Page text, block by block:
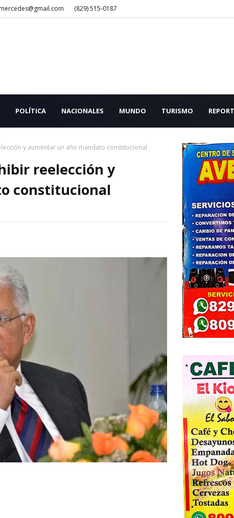
(829) 515-0187
POLÍTICA NACIONALES MUNDO TURISMO
y aumentar un año mandato constitucional
reelección y
constitucional